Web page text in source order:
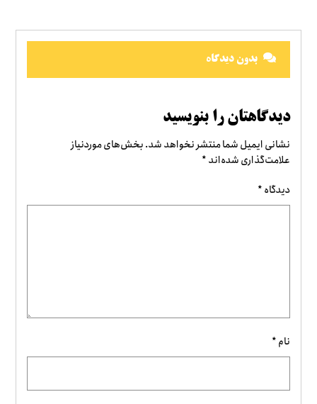
بدون دیدگاه
دیدگاهتان را بنویسید
نشانی ایمیل شما منتشر نخواهد شد.بخش‌های موردنیاز
علامت‌گذاری شده‌اند*
دیدگاه*
نام*